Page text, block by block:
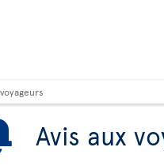
Avis aux